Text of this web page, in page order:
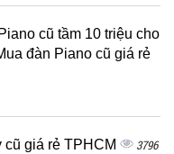
cũ tầm 10 triệu cho
đàn Piano cũ giá rẻ
giá rẻ TPHCM 3796